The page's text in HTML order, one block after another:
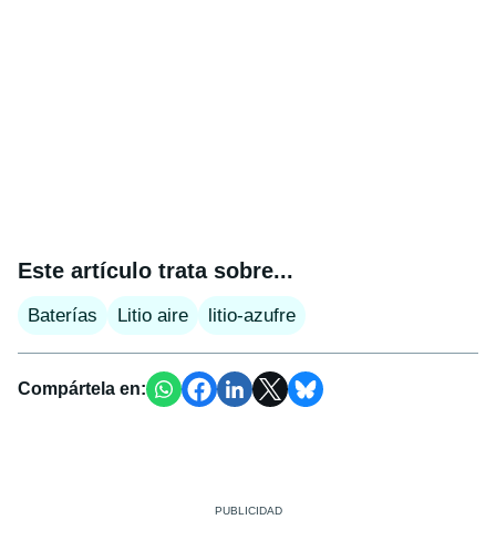
Este artículo trata sobre...
Baterías Litio aire litio-azufre
Compártela en: